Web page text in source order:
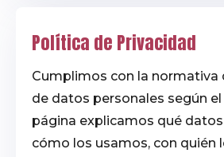
Política de Privacidad
Cumplimos con la normativa
de datos personales según el
página explicamos qué
cómo los usamos, con quién